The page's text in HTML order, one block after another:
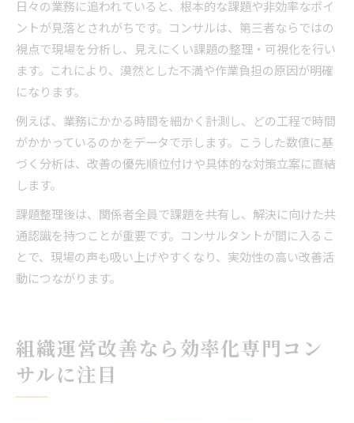
日々の業務に追われていると、根本的な課題や非効率なポイ
ントが見落とされがちです。コンサルは、第三者ならではの
視点で現場を分析し、見えにくい課題の整理・可視化を行い
ます。これにより、漠然とした不満や作業負担の原因が明確
になります。
例えば、業務にかかる時間を細かく計測し、どの工程で時間
がかかっているのかをデータで示します。こうした数値に基
づく分析は、改善の優先順位付けや具体的な対策立案に直結
します。
課題整理後は、関係者全員で課題を共有し、解決に向けた共
通認識を持つことが重要です。コンサルタントが間に入るこ
とで、現場の声も吸い上げやすくなり、実効性の高い改善活
動につながります。
組織運営改善なら効率化専門コン
サルに注目